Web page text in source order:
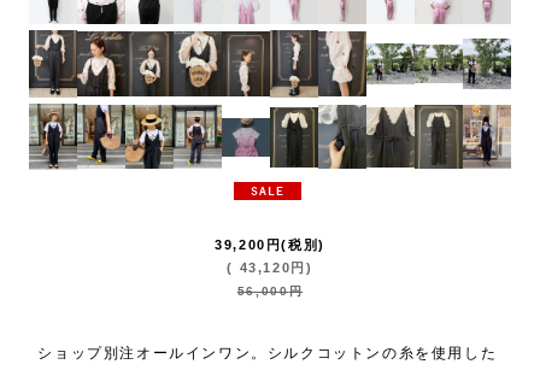
39,200 円(税別)
( 43,120 円 )
56,000円
ショップ別注オールインワン。シルクコットンの糸を使用した